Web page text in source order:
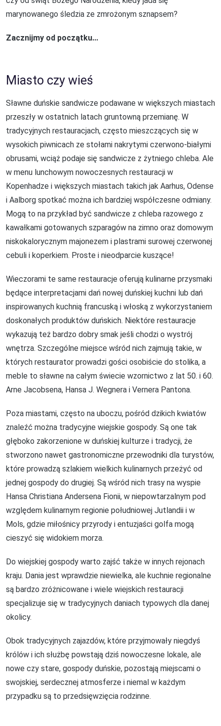
marynowanego śledzia ze zmrożonym sznapsem?
Zacznijmy od początku...
Miasto czy wieś
Sławne duńskie sandwicze podawane w większych miastach
przeszły w ostatnich latach gruntowną przemianę. W
tradycyjnych restauracjach, często mieszczących się w
wysokich piwnicach ze stołami nakrytymi czerwono-białymi
obrusami, wciąż podaje się sandwicze z żytniego chleba. Ale
w menu lunchowym nowoczesnych restauracji w
Kopenhadze i większych miastach takich jak Aarhus, Odense
i Aalborg spotkać można ich bardziej współczesne odmiany.
Mogą to na przykład być sandwicze z chleba razowego z
kawałkami gotowanych szparagów na zimno oraz domowym
niskokalorycznym majonezem i plastrami surowej czerwonej
cebuli i koperkiem. Proste i nieodparcie kuszące!
Wieczorami te same restauracje oferują kulinarne przysmaki
będące interpretacjami dań nowej duńskiej kuchni lub dań
inspirowanych kuchnią francuską i włoską z wykorzystaniem
doskonałych produktów duńskich. Niektóre restauracje
wykazują też bardzo dobry smak jeśli chodzi o wystrój
wnętrza. Szczególne miejsce wśród nich zajmują takie, w
których restaurator prowadzi gości osobiście do stolika, a
meble to sławne na całym świecie wzornictwo z lat 50. i 60.
Arne Jacobsena, Hansa J. Wegnera i Vernera Pantona.
Poza miastami, często na uboczu, pośród dzikich kwiatów
znaleźć można tradycyjne wiejskie gospody. Są one tak
głęboko zakorzenione w duńskiej kulturze i tradycji, że
stworzono nawet gastronomiczne przewodniki dla turystów,
które prowadzą szlakiem wielkich kulinarnych przeżyć od
jednej gospody do drugiej. Są wśród nich trasy na wyspie
Hansa Christiana Andersena Fionii, w niepowtarzalnym pod
względem kulinarnym regionie południowej Jutlandii i w
Mols, gdzie miłośnicy przyrody i entuzjaści golfa mogą
cieszyć się widokiem morza.
Do wiejskiej gospody warto zajść także w innych rejonach
kraju. Dania jest wprawdzie niewielka, ale kuchnie regionalne
są bardzo zróżnicowane i wiele wiejskich restauracji
specjalizuje się w tradycyjnych daniach typowych dla danej
okolicy.
Obok tradycyjnych zajazdów, które przyjmowały niegdyś
królów i ich służbę powstają dziś nowoczesne lokale, ale
nowe czy stare, gospody duńskie, pozostają miejscami o
swojskiej, serdecznej atmosferze i niemal w każdym
przypadku są to przedsięwzięcia rodzinne.